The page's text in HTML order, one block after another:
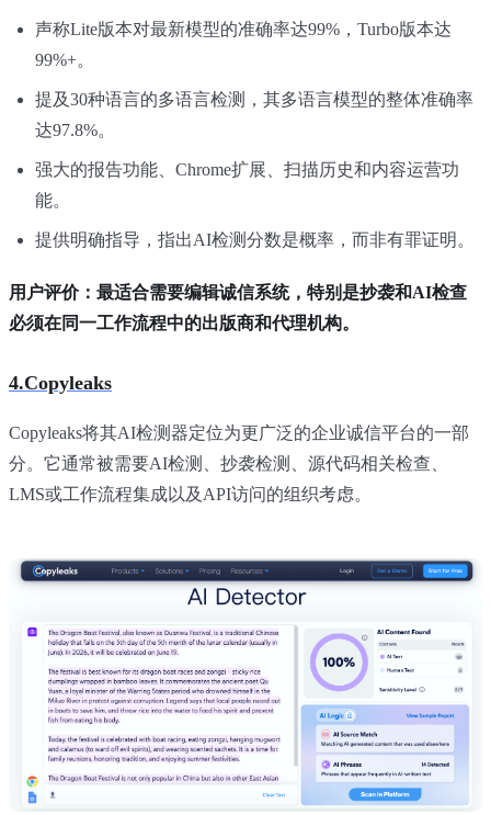
声称Lite版本对最新模型的准确率达99%，Turbo版本达
99%+。
提及30种语言的多语言检测，其多语言模型的整体准确率
达97.8%。
强大的报告功能、Chrome扩展、扫描历史和内容运营功
能。
提供明确指导，指出AI检测分数是概率，而非有罪证明。
用户评价：最适合需要编辑诚信系统，特别是抄袭和AI检查
必须在同一工作流程中的出版商和代理机构。
4.Copyleaks
Copyleaks将其AI检测器定位为更广泛的企业诚信平台的一部
分。它通常被需要AI检测、抄袭检测、源代码相关检查、
LMS或工作流程集成以及API访问的组织考虑。